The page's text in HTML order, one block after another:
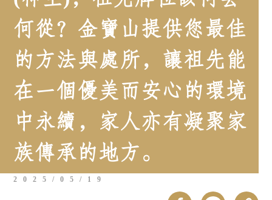
2025/05/19
何從？金寶山提供您最佳
的方法與處所，讓祖先能
在一個優美而安心的環境
中永續，家人亦有凝聚家
族傳承的地方。